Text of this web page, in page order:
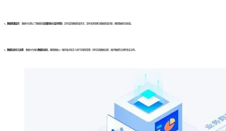
2、数据质量监控： 数据中台建立了数据质量度量指标 和 监控机制 ，实时追踪数据质量状况，及时发现和解决数据质量问题，确保数据的高质量。
3、数据标准化与治理： 数据中台推动 数据标准化，确保数据以一致的格式和定义进行存储和管理，同时实施数据治理，维护数据的合规性和安全性。